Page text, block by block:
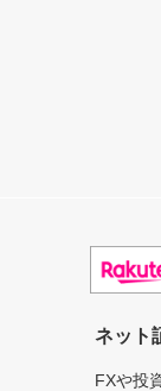
ネット
FXや投